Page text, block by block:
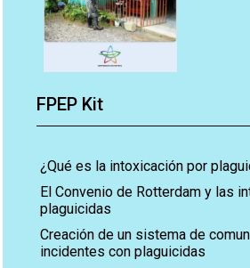
FPEP Kit
¿Qué es la intoxicación por
El Convenio de Rotterdam y las
plaguicidas
Creación de un sistema de
incidentes con plaguicidas